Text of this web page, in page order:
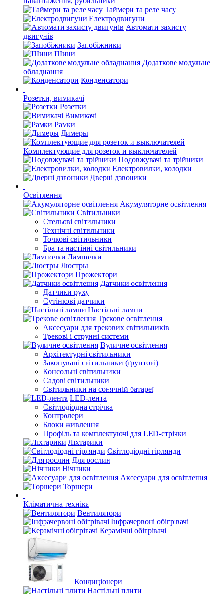
Таймери та реле часу
Електродвигуни
Автомати захисту
двигунів
Запобіжники
Шини
Додаткове модульне
обладнання
Конденсатори
Розетки, вимикачі
Розетки
Вимикачі
Рамки
Димеры
Комплектующие для розеток и выключателей
Подовжувачі та трійники
Електровилки, колодки
Дверні дзвоники
Освітлення
Акумуляторне освітлення
Світильники
Стельові світильники
Технічні світильники
Точкові світильники
Бра та настінні світильники
Лампочки
Люстры
Прожектори
Датчики освітлення
Датчики руху
Сутінкові датчики
Настільні лампи
Трекове освітлення
Аксесуари для трекових світильників
Трекові і струнні системи
Вуличне освітлення
Архітектурні світильники
Закопувані світильники (ґрунтові)
Консольні світильники
Садові світильники
Світильники на сонячній батареї
LED-лента
Світлодіодна стрічка
Контролери
Блоки живлення
Профіль та комплектуючі для LED-стрічки
Ліхтарики
Світлодіодні гірлянди
Для рослин
Нічники
Аксесуари для освітлення
Торшери
Кліматична техніка
Вентилятори
Інфрачервоні обігрівачі
Керамічні обігрівачі
Кондиціонери
Настільні плити